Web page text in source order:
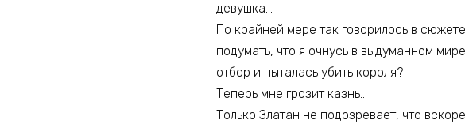
девушка…
По крайней мере так говорилось в
подумать, что я очнусь в выдуманном
отбор и пыталась убить короля?
Теперь мне грозит казнь…
Только Златан не подозревает, что